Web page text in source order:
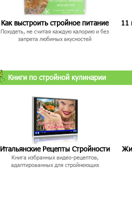
Как выстроить стройное питание
Похудеть, не считая каждую калорию и без
запрета любимых вкусностей
11
Книги по стройной кулинарии
Итальянские Рецепты Стройности
Книга избранных видео-рецептов,
адаптированных для стройнеющих